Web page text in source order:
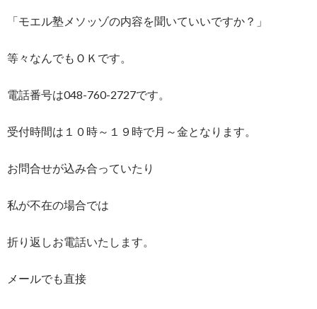
「モエル塾メソッゾの内容を聞いていいですか？」
等々なんでもＯＫです。
電話番号は048-760-2727です。
受付時間は１０時～１９時で月～金となります。
お問合せが込み合っていたり
私が不在の場合では
折り返しお電話いたします。
メールでも直接